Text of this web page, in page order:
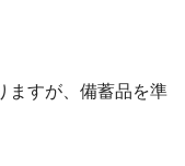
ますが、備蓄品を準